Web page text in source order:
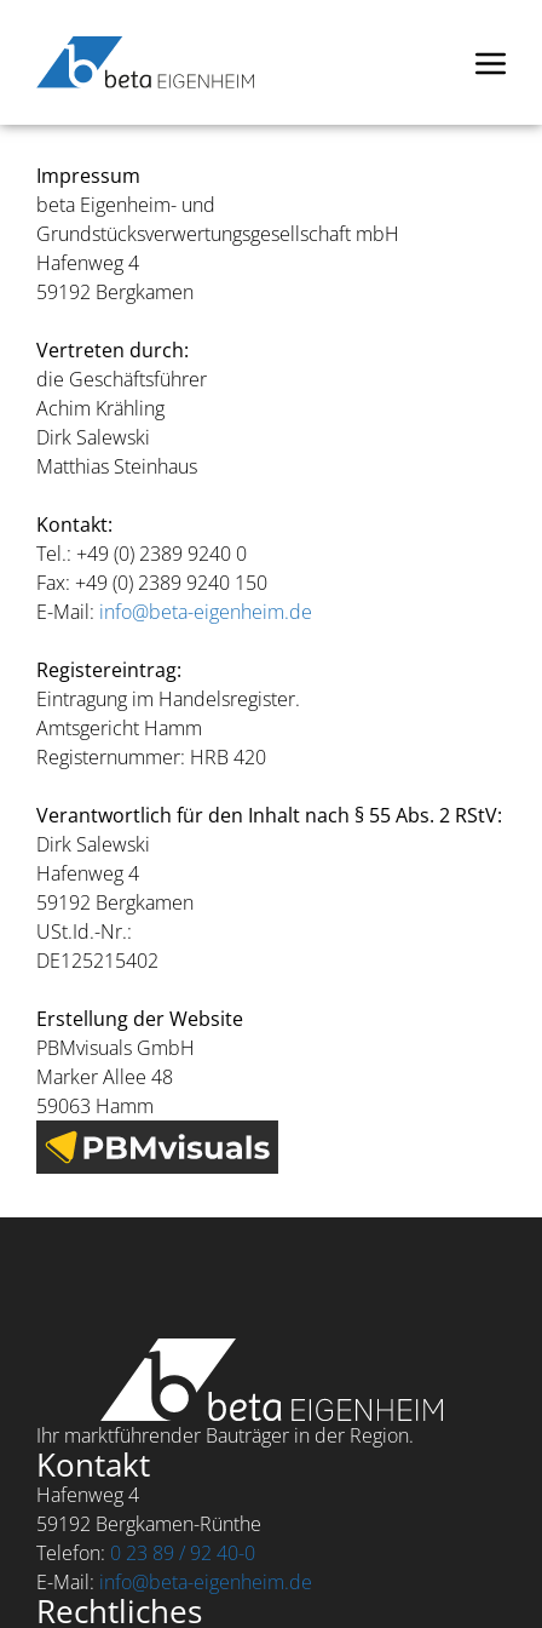
Impressum
beta Eigenheim- und
Grundstücksverwertungsgesellschaft mbH
Hafenweg 4
59192 Bergkamen
Vertreten durch:
die Geschäftsführer
Achim Krähling
Dirk Salewski
Matthias Steinhaus
Kontakt:
Tel.: +49 (0) 2389 9240 0
Fax: +49 (0) 2389 9240 150
E-Mail: info@beta-eigenheim.de
Registereintrag:
Eintragung im Handelsregister.
Amtsgericht Hamm
Registernummer: HRB 420
Verantwortlich für den Inhalt nach § 55 Abs. 2 RStV:
Dirk Salewski
Hafenweg 4
59192 Bergkamen
USt.Id.-Nr.:
DE125215402
Erstellung der Website
PBMvisuals GmbH
Marker Allee 48
59063 Hamm
Ihr marktführender Bauträger in der Region.
Kontakt
Hafenweg 4
59192 Bergkamen-Rünthe
Telefon: 0 23 89 / 92 40-0
E-Mail: info@beta-eigenheim.de
Rechtliches